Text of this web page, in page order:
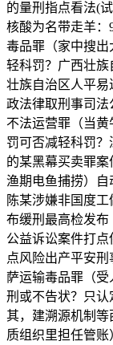
的量刑指点看法(
核酸为名带走羊
毒品罪（家中搜
轻科罚？广西壮
壮族自治区人平
政法律取刑事司
不法运营罪（当
罚可否减轻科罚
的某黑幕买卖罪
渔期电鱼捕捞）
陈某涉嫌非国度
布缓刑最高检发
公益诉讼案件打
点风险出产平安
萨运输毒品罪（
刑或不告状？只
其，建溯源机制
质组织里担任管